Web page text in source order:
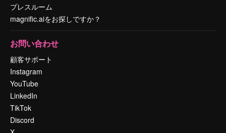
プレスルーム
magnific.aiをお探しですか？
お問い合わせ
顧客サポート
Instagram
YouTube
LinkedIn
TikTok
Discord